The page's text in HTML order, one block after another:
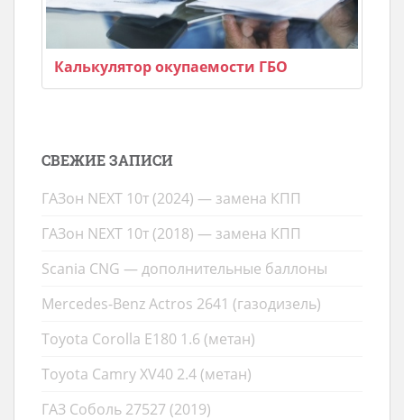
Калькулятор окупаемости ГБО
СВЕЖИЕ ЗАПИСИ
ГАЗон NEXT 10т (2024) — замена КПП
ГАЗон NEXT 10т (2018) — замена КПП
Scania CNG — дополнительные баллоны
Mercedes-Benz Actros 2641 (газодизель)
Toyota Corolla E180 1.6 (метан)
Toyota Camry XV40 2.4 (метан)
ГАЗ Соболь 27527 (2019)